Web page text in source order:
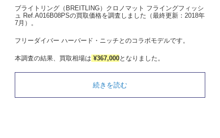
ブライトリング（BREITLING）クロノマット フライングフィッシ
ュ Ref.A016B08PSの買取価格を調査しました（最終更新：2018年
7月）。
フリーダイバー ハーバード・ニッチとのコラボモデルです。
本調査の結果、買取相場は ¥367,000となりました。
続きを読む